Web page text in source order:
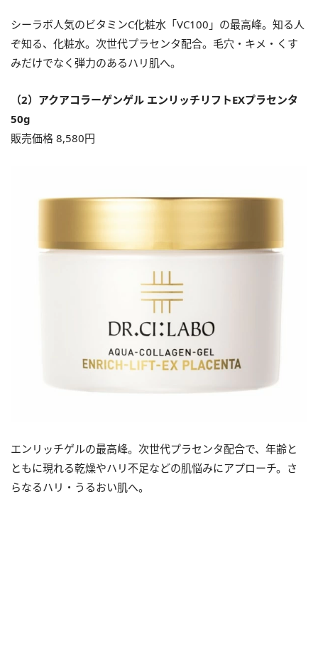
シーラボ人気のビタミンC化粧水「VC100」の最高峰。知る人
ぞ知る、化粧水。次世代プラセンタ配合。毛穴・キメ・くす
みだけでなく弾力のあるハリ肌へ。
（2）アクアコラーゲンゲル エンリッチリフトEXプラセンタ
50g
販売価格 8,580円
エンリッチゲルの最高峰。次世代プラセンタ配合で、年齢と
ともに現れる乾燥やハリ不足などの肌悩みにアプローチ。さ
らなるハリ・うるおい肌へ。